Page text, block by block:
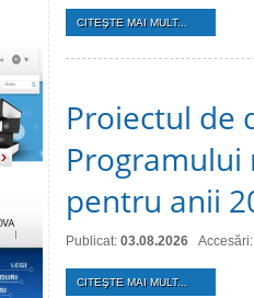
CITEŞTE MAI MULT...
Proiectul de
Programului
pentru anii
Publicat: 03.08.2026
CITEŞTE MAI MULT...